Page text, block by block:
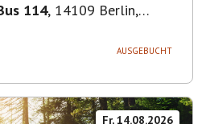
114, 14109 Berlin,
AUSGEBUCHT
Fr, 14.08.2026